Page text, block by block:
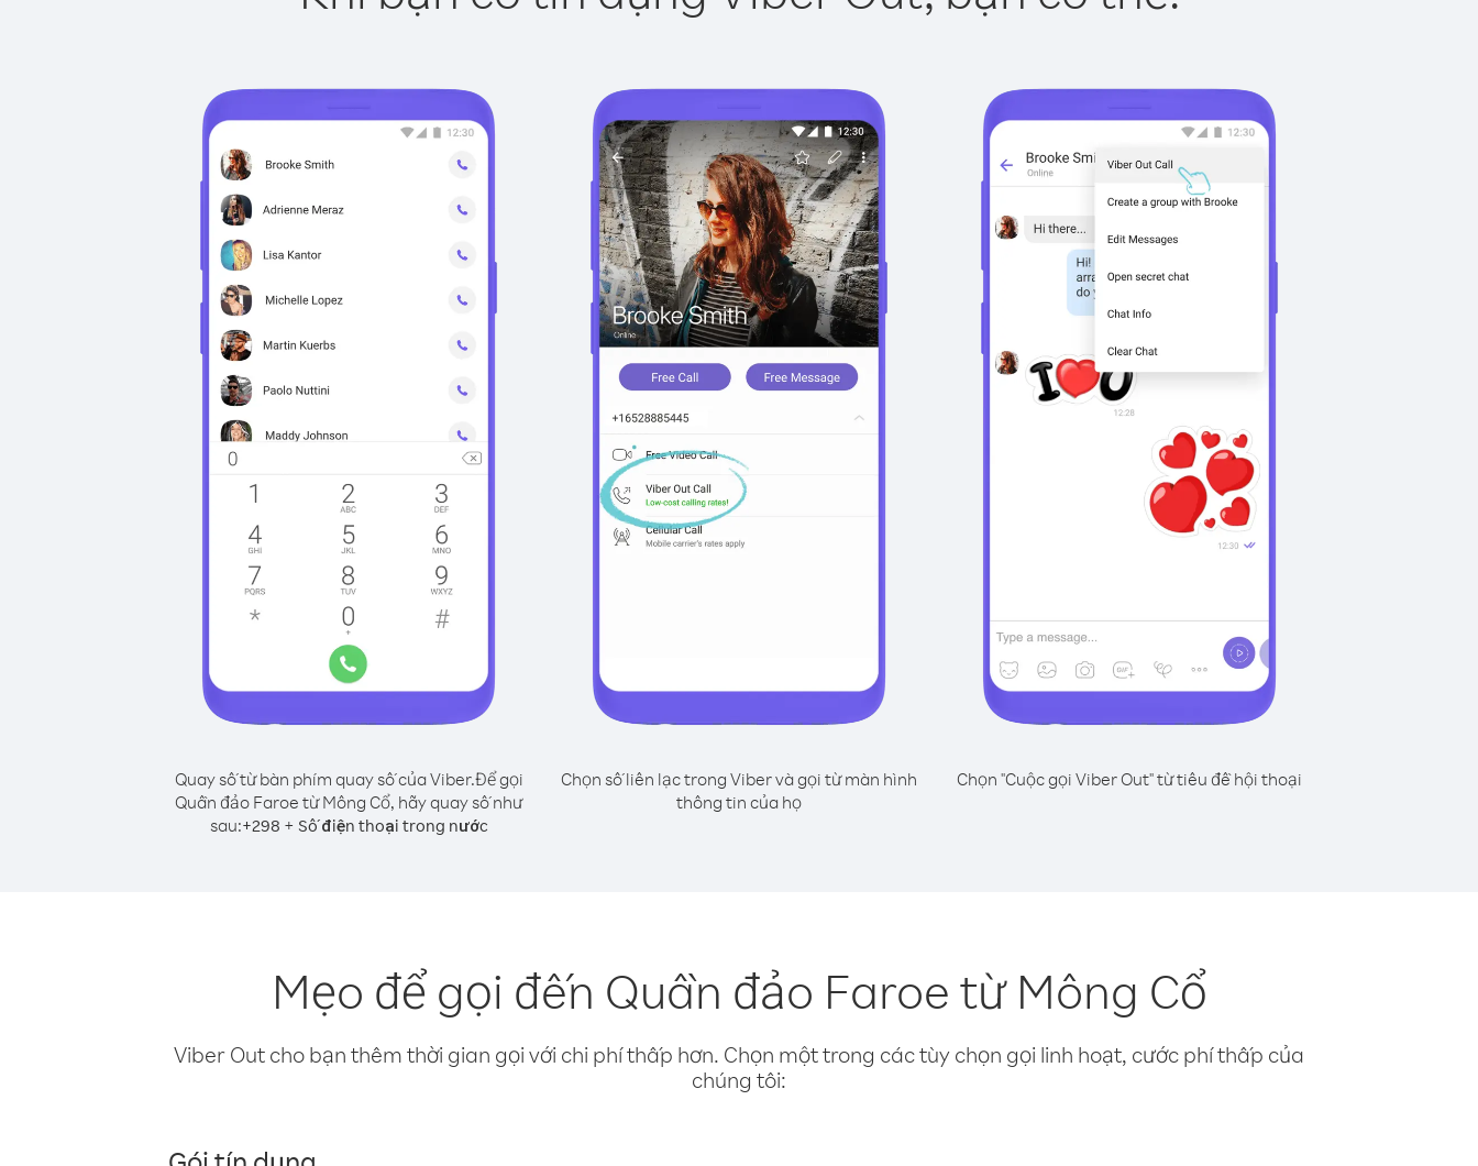
Quay số từ bàn phím quay số của Viber.Để gọi
Quần đảo Faroe từ Mông Cổ, hãy quay số như
sau:+298 + Số điện thoại trong nước
Chọn số liên lạc trong Viber và gọi từ màn hình
thông tin của họ
Chọn "Cuộc gọi Viber Out" từ tiêu đề hội thoại
Mẹo để gọi đến Quần đảo Faroe từ Mông Cổ
Viber Out cho bạn thêm thời gian gọi với chi phí thấp hơn. Chọn một trong các tùy chọn gọi linh hoạt, cước phí thấp của
chúng tôi: